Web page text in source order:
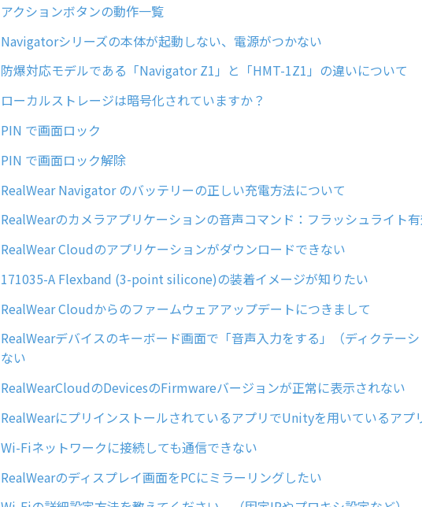
アクションボタンの動作一覧
Navigatorシリーズの本体が起動しない、電源がつかない
防爆対応モデルである「Navigator Z1」と「HMT-1Z1」の違いについて
ローカルストレージは暗号化されていますか？
PIN で画面ロック
PIN で画面ロック解除
RealWear Navigator のバッテリーの正しい充電方法について
RealWearのカメラアプリケーションの音声コマンド：フラッシュライト
RealWear Cloudのアプリケーションがダウンロードできない
171035-A Flexband (3-point silicone)の装着イメージが知りたい
RealWear Cloudからのファームウェアアップデートにつきまして
RealWearデバイスのキーボード画面で「音声入力をする」（ディクテー
ない
RealWearCloudのDevicesのFirmwareバージョンが正常に表示されない
RealWearにプリインストールされているアプリでUnityを用いているアプ
Wi-Fiネットワークに接続しても通信できない
RealWearのディスプレイ画面をPCにミラーリングしたい